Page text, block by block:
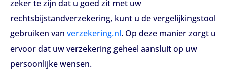
zeker te zijn dat u goed zit met uw
rechtsbijstandverzekering, kunt u de vergelijkingstool
gebruiken van verzekering.nl. Op deze manier zorgt u
ervoor dat uw verzekering geheel aansluit op uw
persoonlijke wensen.